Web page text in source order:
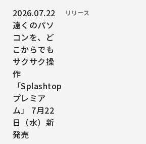
投稿日時：
2026.07.22 カテゴリー：
リリース
遠くのパソ
コンを、ど
こからでも
サクサク操
作
「Splashtop
プレミア
ム」 7月22
日（水）新
発売